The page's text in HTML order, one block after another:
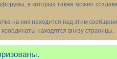
в которых также можно
на них находится над этим
находятся внизу страницы.